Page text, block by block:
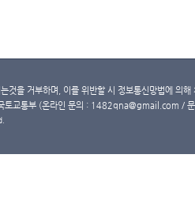
것을 거부하며, 이를 위반할 시 정보통신망법에 의
토교통부 (온라인 문의 : 1482qna@gmail.com /